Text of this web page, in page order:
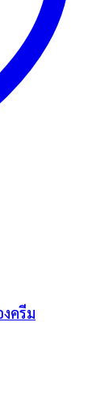
ครีม